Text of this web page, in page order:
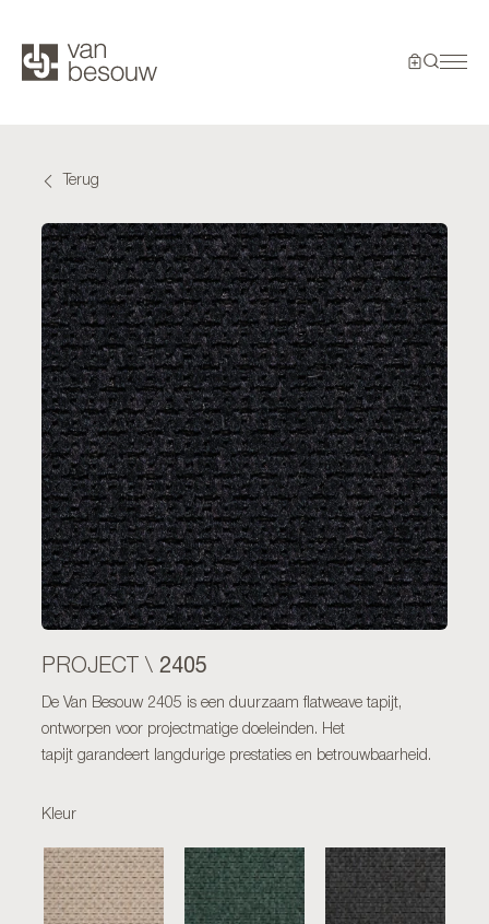
Terug
PROJECT \ 2405
De Van Besouw 2405 is een duurzaam flatweave tapijt,
ontworpen voor projectmatige doeleinden. Het
tapijt garandeert langdurige prestaties en betrouwbaarheid.
Kleur